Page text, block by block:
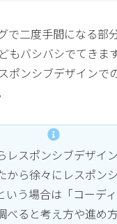
で二度手間になる部
もバシバシでてきま
ポンシブデザインで
レスポンシブデザイ
から徐々にレスポン
いう場合は「コーデ
べると考え方や進め